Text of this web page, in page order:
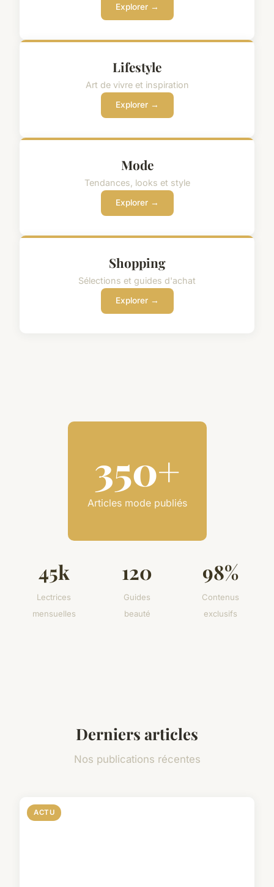
Explorer →
Lifestyle
Art de vivre et inspiration
Explorer →
Mode
Tendances, looks et style
Explorer →
Shopping
Sélections et guides d'achat
Explorer →
350+
Articles mode publiés
45k
Lectrices
mensuelles
120
Guides
beauté
98%
Contenus
exclusifs
Derniers articles
Nos publications récentes
ACTU